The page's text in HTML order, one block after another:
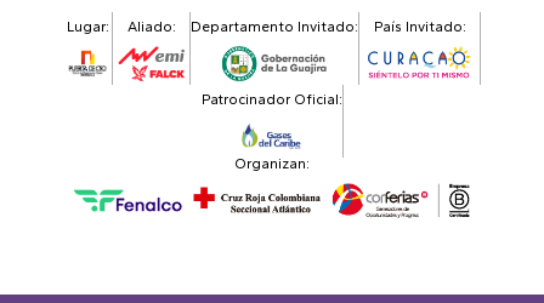
Lugar: Aliado: Departamento Invitado: País Invitado:
Patrocinador Oficial:
Organizan: